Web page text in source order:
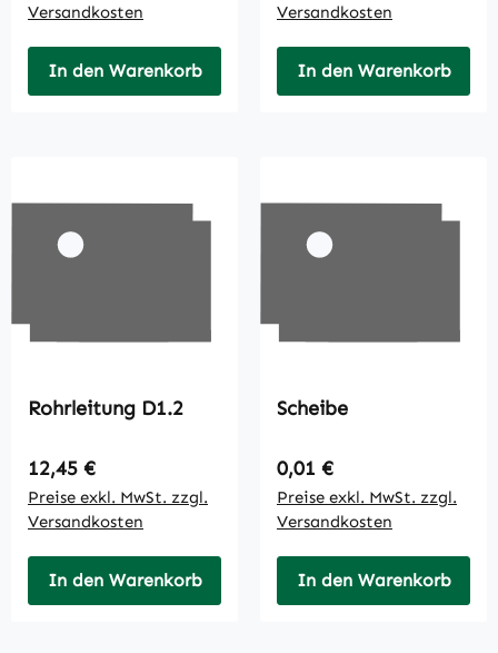
Versandkosten
In den Warenkorb
Versandkosten
In den Warenkorb
Rohrleitung D1.2
Regulärer Preis:
12,45 €
Preise exkl. MwSt. zzgl.
Versandkosten
In den Warenkorb
Scheibe
Regulärer Preis:
0,01 €
Preise exkl. MwSt. zzgl.
Versandkosten
In den Warenkorb